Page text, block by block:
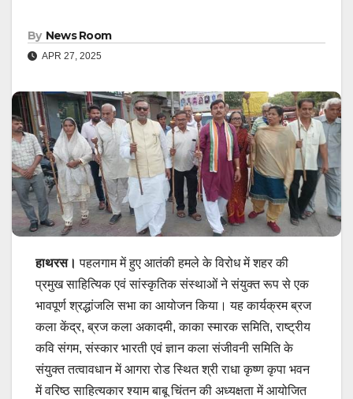
By News Room
APR 27, 2025
हाथरस। पहलगाम में हुए आतंकी हमले के विरोध में शहर की
प्रमुख साहित्यिक एवं सांस्कृतिक संस्थाओं ने संयुक्त रूप से एक
भावपूर्ण श्रद्धांजलि सभा का आयोजन किया। यह कार्यक्रम ब्रज
कला केंद्र, ब्रज कला अकादमी, काका स्मारक समिति, राष्ट्रीय
कवि संगम, संस्कार भारती एवं ज्ञान कला संजीवनी समिति के
संयुक्त तत्वावधान में आगरा रोड स्थित श्री राधा कृष्ण कृपा भवन
में वरिष्ठ साहित्यकार श्याम बाबू चिंतन की अध्यक्षता में आयोजित